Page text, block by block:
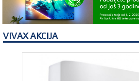
VIVAX AKCIJA